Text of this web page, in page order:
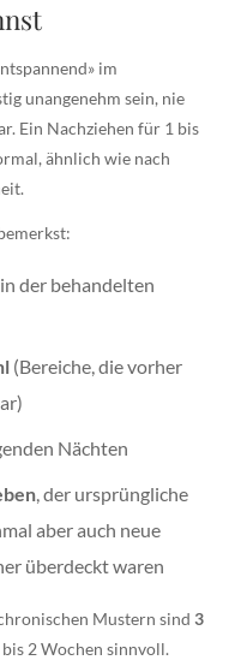
im
unangenehm sein, nie
Ein Nachziehen für 1 bis
ähnlich wie nach
in der behandelten
(Bereiche, die vorher
Nächten
, der ursprüngliche
aber auch neue
überdeckt waren
Mustern sind 3
2 Wochen sinnvoll.